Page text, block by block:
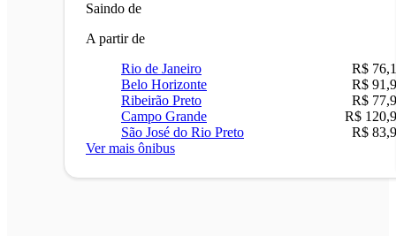
Saindo de
A partir de
Rio de Janeiro
R$
Belo Horizonte
R$
Ribeirão Preto
R$
Campo Grande
R$
São José do Rio Preto
R$
Ver mais ônibus